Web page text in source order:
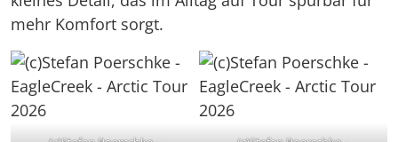
mehr Komfort sorgt.